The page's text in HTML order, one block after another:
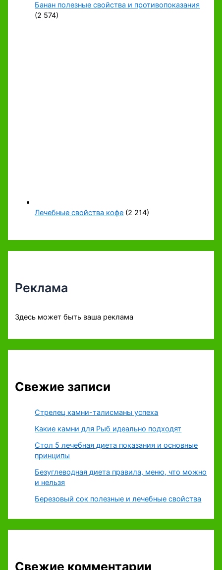
Банан полезные свойства и противопоказания
(2 574)
Лечебные свойства кофе (2 214)
Реклама
Здесь может быть ваша реклама
Свежие записи
Стрелец камни-талисманы успеха
Какие камни для Рыб идеально подходят
Стол 5 лечебная диета показания и основные
принципы
Безуглеводная диета правила, меню, что можно
и нельзя
Березовый сок полезные и лечебные свойства
Свежие комментарии